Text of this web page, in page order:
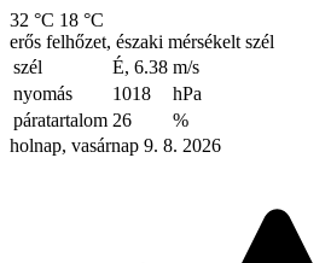
32 °C 18 °C
erős felhőzet, északi mérsékelt szél
szél
É, 6.38 m/s
nyomás
1018
hPa
páratartalom 26
%
holnap, vasárnap 9. 8. 2026